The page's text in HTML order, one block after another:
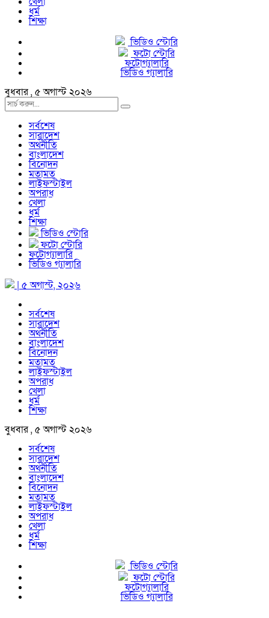
ধর্ম
শিক্ষা
ভিডিও স্টোরি
ফটো স্টোরি
ফটোগ্যালারি
ভিডিও গ্যালারি
বুধবার , ৫ অগাস্ট ২০২৬
সর্বশেষ
সারাদেশ
অর্থনীতি
বাংলাদেশ
বিনোদন
মতামত
লাইফস্টাইল
অপরাধ
খেলা
ধর্ম
শিক্ষা
ভিডিও স্টোরি
ফটো স্টোরি
ফটোগ্যালারি
ভিডিও গ্যালারি
| ৫ অগাস্ট, ২০২৬
সর্বশেষ
সারাদেশ
অর্থনীতি
বাংলাদেশ
বিনোদন
মতামত
লাইফস্টাইল
অপরাধ
খেলা
ধর্ম
শিক্ষা
বুধবার , ৫ অগাস্ট ২০২৬
সর্বশেষ
সারাদেশ
অর্থনীতি
বাংলাদেশ
বিনোদন
মতামত
লাইফস্টাইল
অপরাধ
খেলা
ধর্ম
শিক্ষা
ভিডিও স্টোরি
ফটো স্টোরি
ফটোগ্যালারি
ভিডিও গ্যালারি